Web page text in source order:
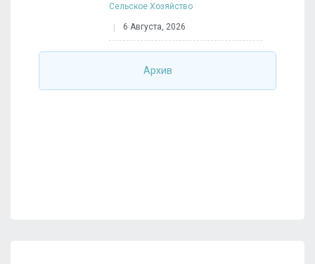
Сельское Хозяйство
6 Августа, 2026
Архив